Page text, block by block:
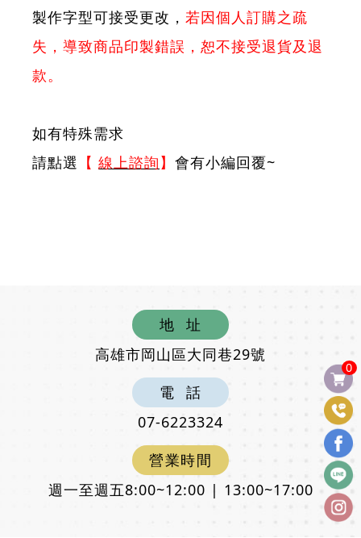
0
製作字型可接受更改， 若因個人訂購之疏
失，導致商品印製錯誤，恕不接受退貨及退
款。
如有特殊需求
請點選 【 線上諮詢】 會有小編回覆~
地
址
高雄市岡山區大同巷29號
電
話
07-6223324
營業時間
週一至週五8:00~12:00 | 13:00~17:00